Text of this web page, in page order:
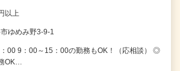
以上
ゆめみ野3-9-1
00 9：00～15：00の勤務もOK！（応相談） ◎
OK…